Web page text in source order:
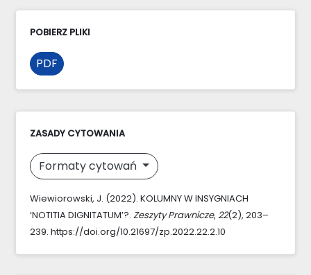
POBIERZ PLIKI
PDF
ZASADY CYTOWANIA
Formaty cytowań
Wiewiorowski, J. (2022). KOLUMNY W INSYGNIACH
‘NOTITIA DIGNITATUM’?. Zeszyty Prawnicze, 22(2), 203–
239. https://doi.org/10.21697/zp.2022.22.2.10